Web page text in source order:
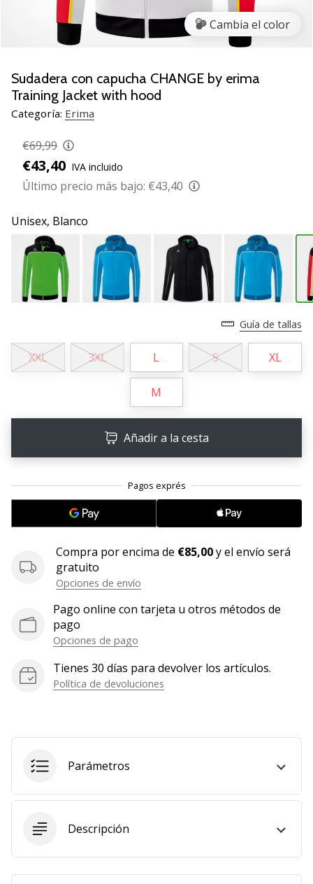
voleibol
Regalos
Navidad
para
jugadores
de
¡Nuestros
consejos
te
ayudarán
elegir
regalo
perfecto!
Encuentra…
•
2 min. de lectura
embajador
Weplayvolleyball!
¿Te
nuestro
Mostrar
los
artículos
Cambia el color
Sudadera con capucha CHANGE by erima
Training Jacket with hood
Categoría: Erima
€69,99
€43,40 IVA incluido
Último precio más bajo: €43,40
Unisex, Blanco
Guía de tallas
XXL 3XL L S XL
M
Añadir a la cesta
Compra por encima de €85,00y el envío será
gratuito
Opciones de envío
Pago online con tarjeta u otros métodos de
pago
Opciones de pago
Tienes 30 días para devolver los artículos.
Política de devoluciones
Parámetros
Descripción